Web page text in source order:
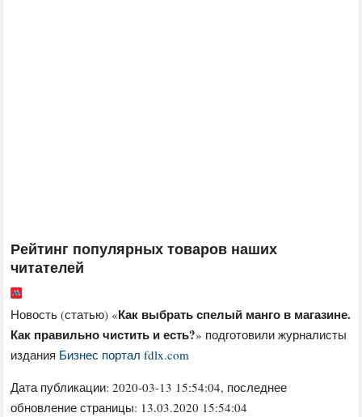
Рейтинг популярных товаров наших
читателей
Новость (статью) «Как выбрать спелый манго в магазине.
Как правильно чистить и есть?» подготовили журналисты
издания Бизнес портал fdlx.com
Дата публикации:2020-03-13 15:54:04, последнее
обновление страницы: 13.03.2020 15:54:04